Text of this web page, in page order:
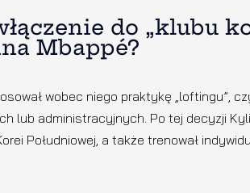
do „klubu
Mbappé?
wobec niego praktykę „loftingu”,
lub administracyjnych. Po tej decyzji
Południowej, a także trenował